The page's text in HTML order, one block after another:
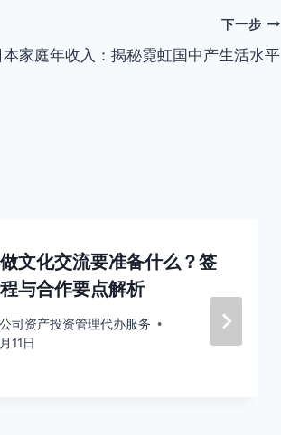
下一步
本家庭年收入：揭秘霓虹国中产生活水平
文化交流要准备什么？签
与合作要点解析
司资产投资管理代办服务
11日